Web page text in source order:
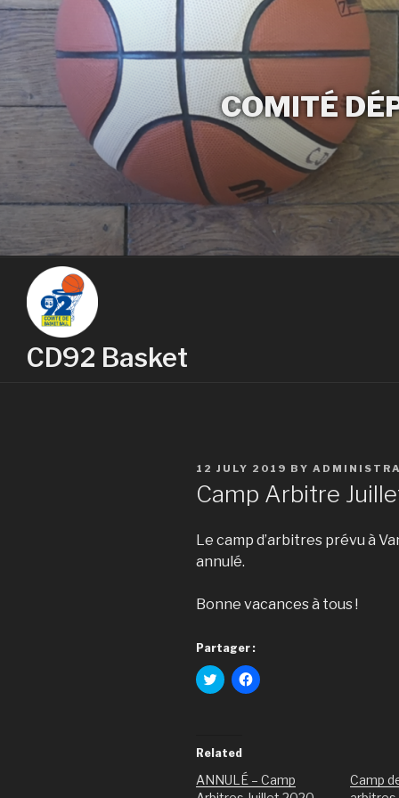
COMITÉ
CD92 Basket
12 JULY 2019 BY
Camp Arbitre
Le camp d’arbitres prévu à
annulé.
Bonne vacances à tous !
Partager :
C
l
o
s
a
r
C
l
a
r
Related
ANNULÉ – Camp
Camp